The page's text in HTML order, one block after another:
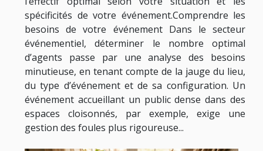
spécificités de votre événement.Comprendre les
besoins de votre événement Dans le secteur
événementiel, déterminer le nombre optimal
d’agents passe par une analyse des besoins
minutieuse, en tenant compte de la jauge du lieu,
du type d’événement et de sa configuration. Un
événement accueillant un public dense dans des
espaces cloisonnés, par exemple, exige une
gestion des foules plus rigoureuse...